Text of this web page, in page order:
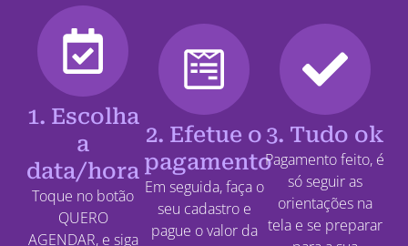
1. Escolha
a
data/hora
Toque no botão
QUERO
AGENDAR, e siga
2. Efetue o
pagamento
Em seguida, faça o
seu cadastro e
pague o valor da
3. Tudo ok
Pagamento feito, é
só seguir as
orientações na
tela e se preparar